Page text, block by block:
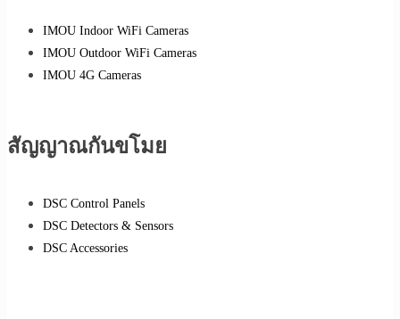
IMOU Indoor WiFi Cameras
IMOU Outdoor WiFi Cameras
IMOU 4G Cameras
สัญญาณกันขโมย
DSC Control Panels
DSC Detectors & Sensors
DSC Accessories